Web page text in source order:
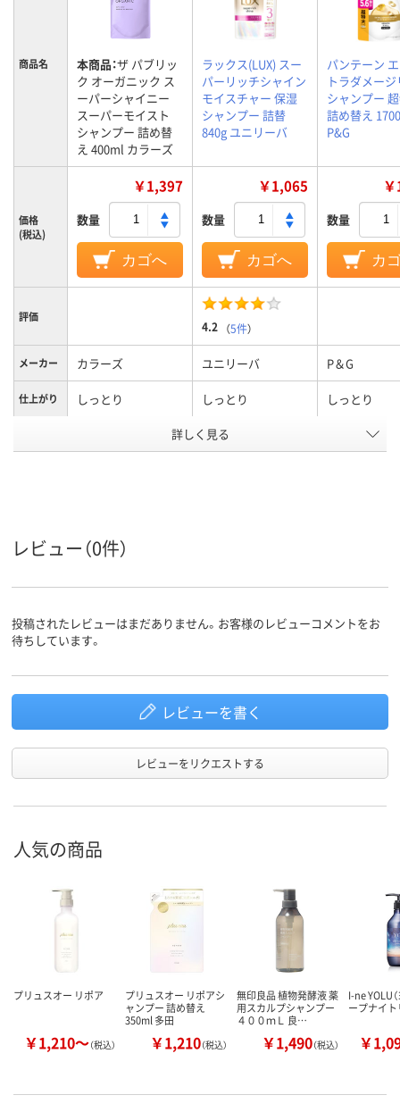
商品名 本商品：ザ パブリッ
ク オーガニック ス
ーパーシャイニー
スーパーモイスト
シャンプー 詰め替
え 400ml カラーズ
ラックス(LUX) スー
パーリッチシャイン
モイスチャー 保湿
シャンプー 詰替
840g ユニリーバ
パンテーン
トラダメー
シャンプー
詰め替え
P&G
価格
(税込)
￥1,397
数量
カゴへ
￥1,065
数量
カゴへ
数量
カ
評価
4.2 （5件）
メーカー カラーズ ユニリーバ P＆G
仕上がり しっとり しっとり しっとり
詳しく見る
レビュー（0件）
投稿されたレビューはまだありません。お客様のレビューコメントをお
待ちしています。
レビューを書く
レビューをリクエストする
人気の商品
プリュスオー リポア
￥1,210～（税込）
プリュスオー リポアシ
ャンプー 詰め替え
350ml 多田
￥1,210（税込）
無印良品 植物発酵液 薬
用スカルプシャンプー
４００ｍＬ 良…
￥1,490（税込）
I-ne YOLU
ープナイ
￥